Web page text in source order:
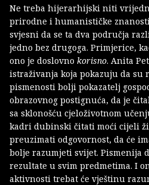
Ne treba hijerarhijski niti
prirodne i humanističke
svjesni da se ta dva područja
jedno bez drugoga. Primjerice,
ono je doslovno korisno. Anita
istraživanja koja pokazuju da su
pismenosti bolji pokazatelj
obrazovnog postignuća, da je
sa sklonošću cjeloživotnom
kadri dubinski čitati moći cijeli
preuzimati odgovornost, da će
bolje razumjeti svijet. Pismenija
rezultate u svim predmetima. I
aktivnosti trebat će vještinu